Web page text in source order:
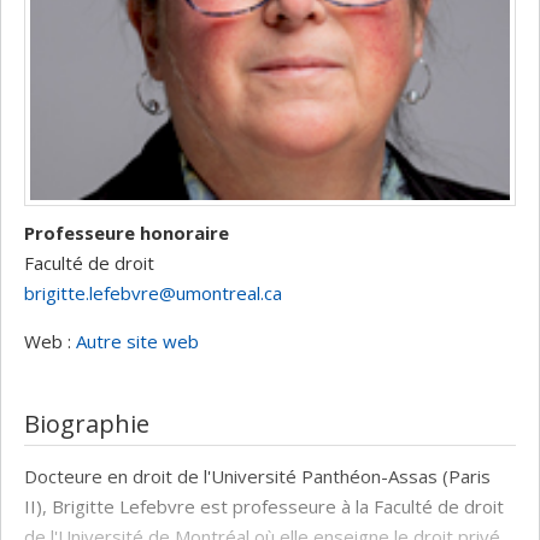
Professeure honoraire
Faculté de droit
brigitte.lefebvre@umontreal.ca
Web : Autre site web
Biographie
Docteure en droit de l'Université Panthéon-Assas (Paris
II), Brigitte Lefebvre est professeure à la Faculté de droit